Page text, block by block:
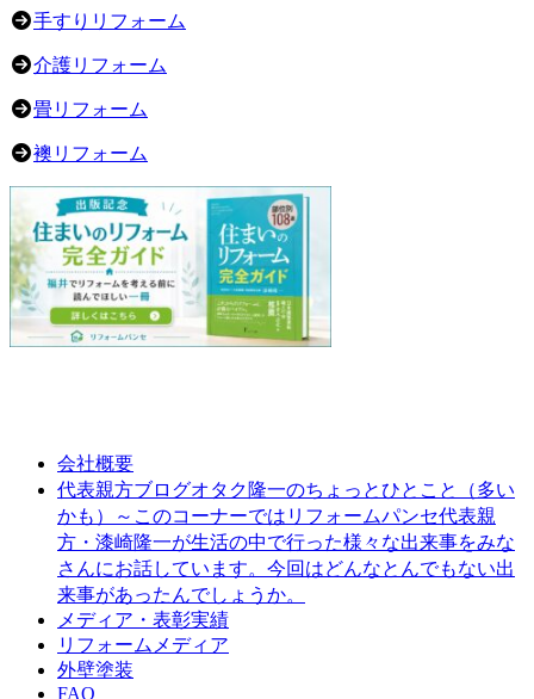
手すりリフォーム
介護リフォーム
畳リフォーム
襖リフォーム
会社概要
代表親方ブログオタク隆一のちょっとひとこと（多い
かも）～このコーナーではリフォームパンセ代表親
方・漆崎隆一が生活の中で行った様々な出来事をみな
さんにお話しています。今回はどんなとんでもない出
来事があったんでしょうか。
メディア・表彰実績
リフォームメディア
外壁塗装
FAQ